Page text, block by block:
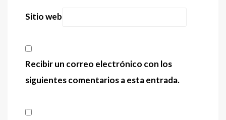
Sitio web
Recibir un correo electrónico con los
siguientes comentarios a esta entrada.